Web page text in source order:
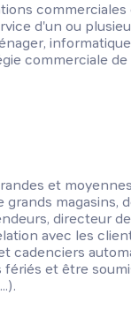
d'un ou
commerciale
et
magasins,
directeur
avec les
et être